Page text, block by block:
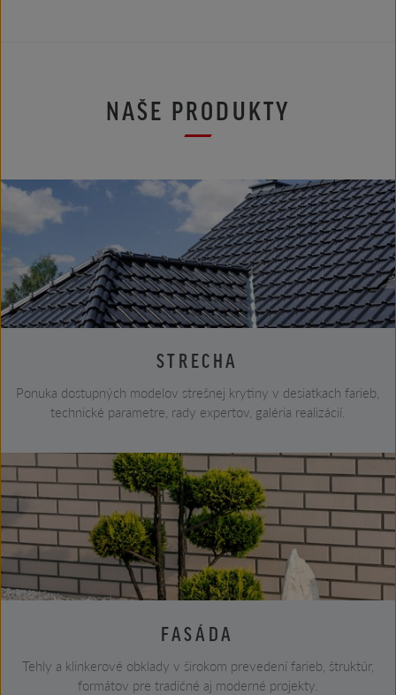
NAŠE PRODUKTY
STRECHA
Ponuka dostupných modelov strešnej krytiny v desiatkach farieb,
technické parametre, rady expertov, galéria realizácií.
FASÁDA
Tehly a klinkerové obklady v širokom prevedení farieb, štruktúr,
formátov pre tradičné aj moderné projekty.